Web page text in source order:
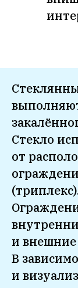
Стекло
от
и
В
и